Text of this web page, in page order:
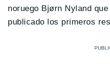
noruego Bjørn Nyland
publicado los primeros